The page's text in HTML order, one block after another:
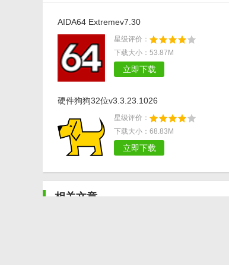
AIDA64 Extremev7.30
星级评价：
下载大小：53.87M
立即下载
硬件狗狗32位v3.3.23.1026
星级评价：
下载大小：68.83M
立即下载
相关文章